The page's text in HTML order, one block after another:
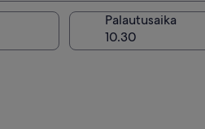
Palautusaika